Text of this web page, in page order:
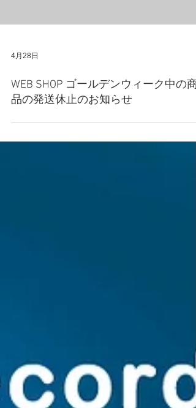
WEB SHOP ゴールデンウィーク中の商
品の発送休止のお知らせ